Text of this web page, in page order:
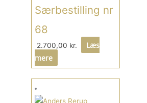
Særbestilling nr
68
2.700,00 kr.
Læs
mere